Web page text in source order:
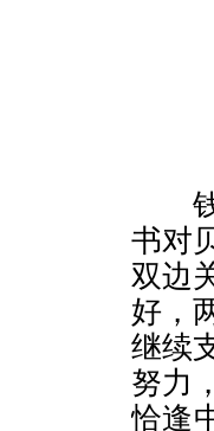
钱
书对
双边
好，
继续
努力
恰逢